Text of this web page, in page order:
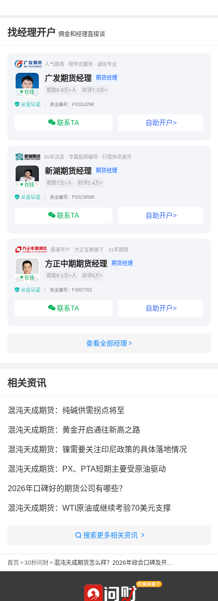
149家期货公司排名
找经理开户 佣金和经理直接谈
人气期商 · 陪伴式服务 · 诚信专业
在线
广发期货经理 期货经理
帮助8.8万+人 好评7.3万+
从业认证 执业编号：F03114298
联系TA 自助开户>
30年沉淀 · 专属投顾辅导 · 行情快讯速评
在线
新湖期货经理 期货经理
帮助7万+人 好评5.4万+
从业认证 执业编号：F03139566
联系TA 自助开户>
极速开户 · 方正证券旗下 · 31年期商
在线
方正中期期货经理 期货经理
帮助9.1万+人 好评6万+
从业认证 执业编号：F3007762
联系TA 自助开户>
查看全部经理
相关资讯
混沌天成期货：纯碱供需拐点将至
混沌天成期货：黄金开启通往新高之路
混沌天成期货：镍需要关注印尼政策的具体落地情况
混沌天成期货：PX、PTA短期主要受原油驱动
2026年口碑好的期货公司有哪些？
混沌天成期货：WTI原油或继续考验70美元支撑
搜索更多相关资讯
首页 >30秒问财> 混沌天成期货怎么样？2026年综合口碑及开户建议